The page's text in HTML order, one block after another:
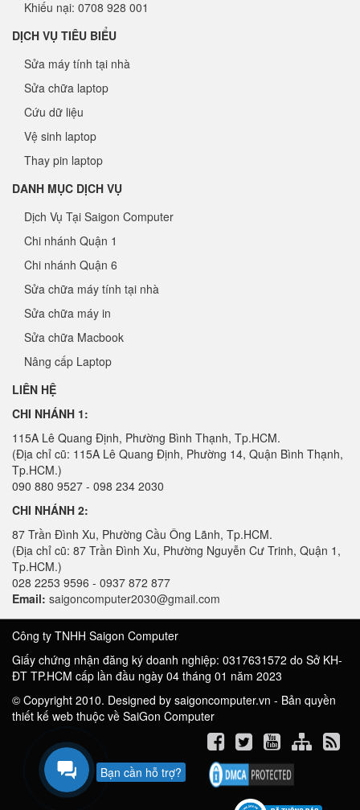
Khiếu nại: 0708 928 001
DỊCH VỤ TIÊU BIỂU
Sửa máy tính tại nhà
Sửa chữa laptop
Cứu dữ liệu
Vệ sinh laptop
Thay pin laptop
DANH MỤC DỊCH VỤ
Dịch Vụ Tại Saigon Computer
Chi nhánh Quận 1
Chi nhánh Quận 6
Sửa chữa máy tính tại nhà
Sửa chữa máy in
Sửa chữa Macbook
Nâng cấp Laptop
LIÊN HỆ
CHI NHÁNH 1:
115A Lê Quang Định, Phường Bình Thạnh, Tp.HCM.
(Địa chỉ cũ: 115A Lê Quang Định, Phường 14, Quận Bình Thạnh,
Tp.HCM.)
090 880 9527 - 098 234 2030
CHI NHÁNH 2:
87 Trần Đình Xu, Phường Cầu Ông Lãnh, Tp.HCM.
(Địa chỉ cũ: 87 Trần Đình Xu, Phường Nguyễn Cư Trinh, Quận 1,
Tp.HCM.)
028 2253 9596 - 0937 872 877
Email: saigoncomputer2030@gmail.com
Công ty TNHH Saigon Computer
Giấy chứng nhận đăng ký doanh nghiệp: 0317631572 do Sở KH-
ĐT TP.HCM cấp lần đầu ngày 04 tháng 01 năm 2023
© Copyright 2010. Designed by saigoncomputer.vn - Bản quyền
thiết kế web thuộc về SaiGon Computer
Bạn cần hỗ trợ?